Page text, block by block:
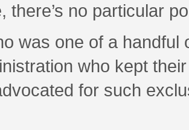
there’s no particular
was one of a handful
who kept
for such